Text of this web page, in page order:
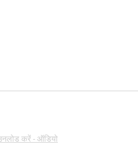
करें - ऑडियो